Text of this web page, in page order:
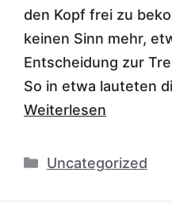
den Kopf frei zu
keinen Sinn mehr,
Entscheidung zur
So in etwa lauteten
Weiterlesen
Kategorien
Uncategorized